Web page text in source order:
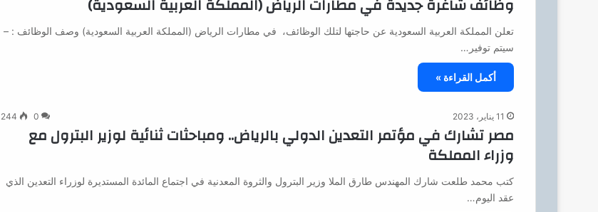
وظائف شاغرة جديدة في مطارات الرياض (المملكة العربية السعودية)
تعلن المملكة العربية السعودية عن حاجتها لتلك الوظائف، في مطارات الرياض (المملكة العربية السعودية) وصف الوظائف : –
سيتم توفير…
أكمل القراءة »
11 يناير، 2023 0
244
مصر تشارك في مؤتمر التعدين الدولي بالرياض.. ومباحثات ثنائية لوزير البترول مع
وزراء المملكة
كتب محمد طلعت شارك المهندس طارق الملا وزير البترول والثروة المعدنية في اجتماع المائدة المستديرة لوزراء التعدين الذي
عقد اليوم…